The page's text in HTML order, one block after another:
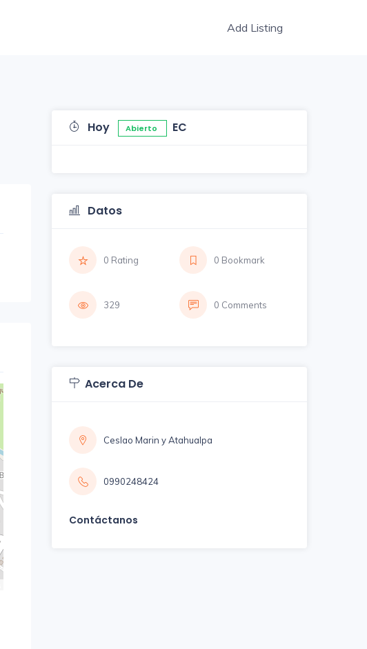
Add Listing
Hoy Abierto EC
Datos
0 Rating 0 Bookmark
329 0 Comments
Acerca De
Ceslao Marin y Atahualpa
0990248424
Contáctanos